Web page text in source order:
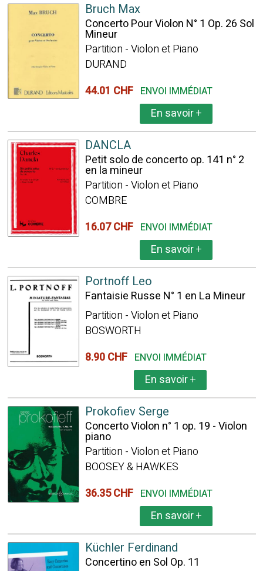
Bruch Max
Concerto Pour Violon N° 1 Op. 26 Sol
Mineur
Partition - Violon et Piano
DURAND
44.01 CHF ENVOI IMMÉDIAT
En savoir+
DANCLA
Petit solo de concerto op. 141 n° 2
en la mineur
Partition - Violon et Piano
COMBRE
16.07 CHF ENVOI IMMÉDIAT
En savoir+
Portnoff Leo
Fantaisie Russe N° 1 en La Mineur
Partition - Violon et Piano
BOSWORTH
8.90 CHF ENVOI IMMÉDIAT
En savoir+
Prokofiev Serge
Concerto Violon n° 1 op. 19 - Violon
piano
Partition - Violon et Piano
BOOSEY & HAWKES
36.35 CHF ENVOI IMMÉDIAT
En savoir+
Küchler Ferdinand
Concertino en Sol Op. 11